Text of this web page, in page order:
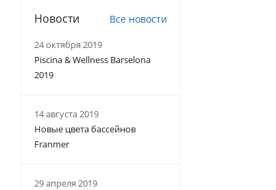
Новости Все новости
24 октября 2019
Piscina & Wellness Barselona
2019
14 августа 2019
Новые цвета бассейнов
Franmer
29 апреля 2019